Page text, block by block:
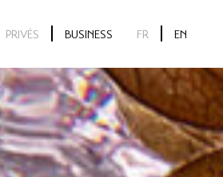
PRIVÉS BUSINESS FR EN